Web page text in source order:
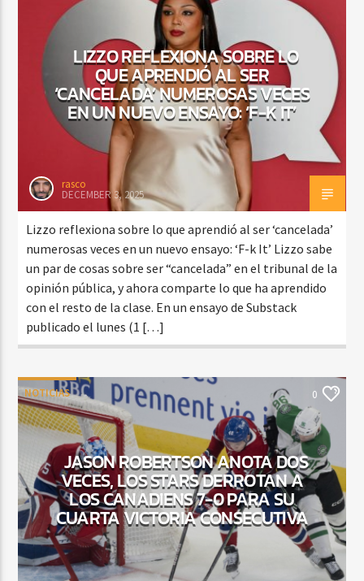
CURRENT SHOW
BALADAS Y VALLENATO
2:00 PM 5:00 PM
Beone Radio
LIZZO REFLEXIONA SOBRE LO
QUE APRENDIÓ AL SER
‘CANCELADA’ NUMEROSAS VECES
EN UN NUEVO ENSAYO: ‘F-K IT’
rasco
DECEMBER 3, 2025
Lizzo reflexiona sobre lo que aprendió al ser ‘cancelada’
numerosas veces en un nuevo ensayo: ‘F-k It’ Lizzo sabe
un par de cosas sobre ser “cancelada” en el tribunal de la
opinión pública, y ahora comparte lo que ha aprendido
con el resto de la clase. En un ensayo de Substack
publicado el lunes (1 […]
NOTICIAS 0
JASON ROBERTSON ANOTA DOS
VECES, LOS STARS DERROTAN A
LOS CANADIENS 7-0 PARA SU
CUARTA VICTORIA CONSECUTIVA